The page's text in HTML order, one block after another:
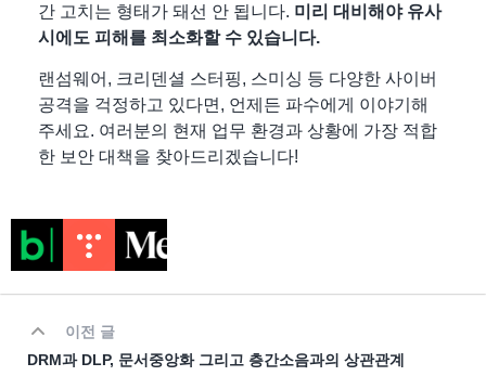
간 고치는 형태가 돼선 안 됩니다. 미리 대비해야 유사
시에도 피해를 최소화할 수 있습니다.
랜섬웨어, 크리덴셜 스터핑, 스미싱 등 다양한 사이버
공격을 걱정하고 있다면, 언제든 파수에게 이야기해
주세요. 여러분의 현재 업무 환경과 상황에 가장 적합
한 보안 대책을 찾아드리겠습니다!
이전 글
DRM과 DLP, 문서중앙화 그리고 층간소음과의 상관관계